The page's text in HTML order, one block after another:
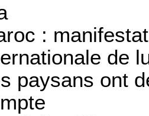
:
de
paysans ont